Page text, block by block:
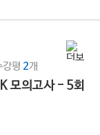
강평 2개
모의고사 - 5회